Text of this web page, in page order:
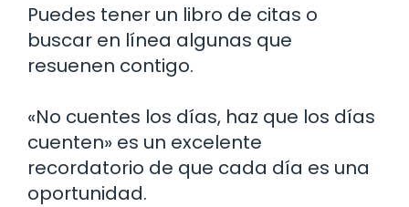
Puedes tener un libro de citas o
buscar en línea algunas que
resuenen contigo.
«No cuentes los días, haz que los días
cuenten» es un excelente
recordatorio de que cada día es una
oportunidad.